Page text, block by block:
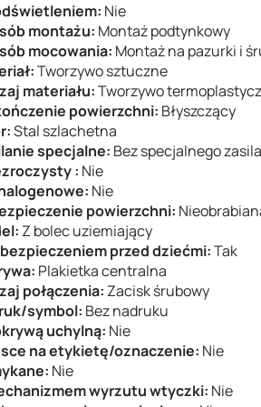
Nie
montażu: Montaż podtynkowy
mocowania: Montaż na pazurki i
Tworzywo sztuczne
materiału:Tworzywo
powierzchni: Błyszczący
Stal szlachetna
specjalne: Bez specjalnego
: Nie
Nie
powierzchni:
Z bolec uziemiający
przed dziećmi:Tak
Plakietka centralna
połączenia: Zacisk śrubowy
symbol: Bez nadruku
uchylną: Nie
na etykietę/oznaczenie: Nie
Nie
wyrzutu wtyczki: Nie